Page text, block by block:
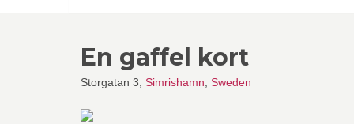
En gaffel kort
Storgatan 3, Simrishamn Sweden